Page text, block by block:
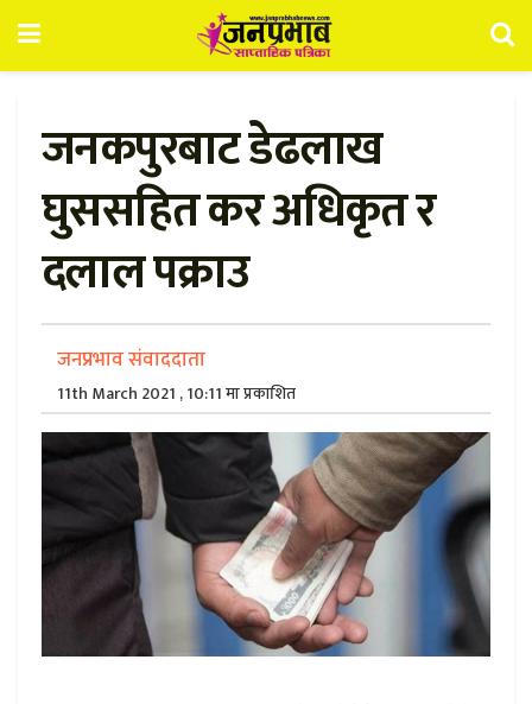
जनकपुरबाट डेढलाख
घुससहित कर अधिकृत र
दलाल पक्राउ
जनप्रभाव संवाददाता
11th March 2021 , 10:11 मा प्रकाशित